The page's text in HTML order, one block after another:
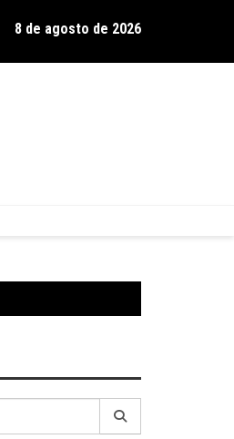
de estrada com show no Gravador
8 de agosto de 2026